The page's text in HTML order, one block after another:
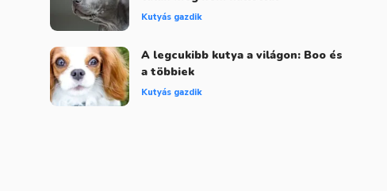
Kutyás gazdik
A legcukibb kutya a világon: Boo és
a többiek
Kutyás gazdik